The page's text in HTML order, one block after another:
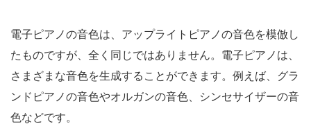
電子ピアノの音色は、アップライトピアノの音色を模倣し
たものですが、全く同じではありません。電子ピアノは、
さまざまな音色を生成することができます。例えば、グラ
ンドピアノの音色やオルガンの音色、シンセサイザーの音
色などです。